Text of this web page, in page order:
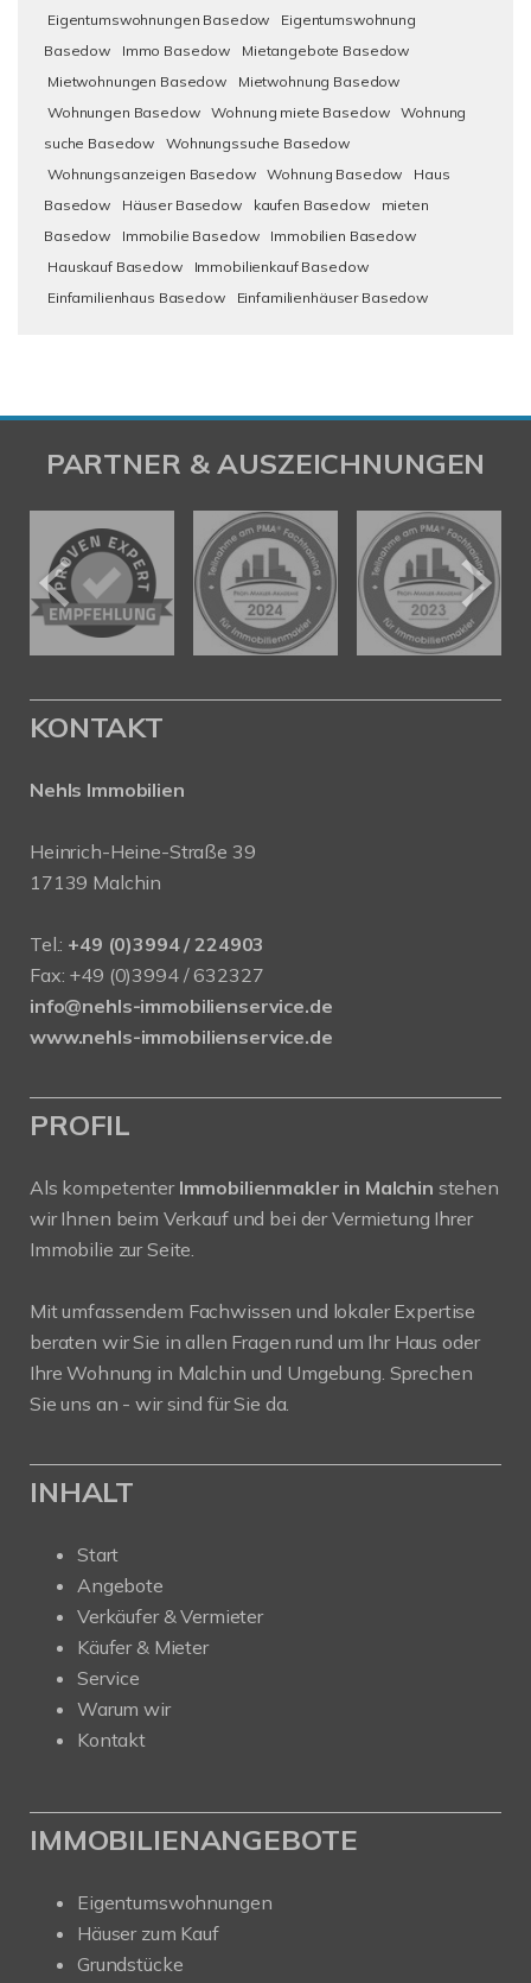
Eigentumswohnungen Basedow
Eigentumswohnung
Basedow
Immo Basedow
Mietangebote Basedow
Mietwohnungen Basedow
Mietwohnung Basedow
Wohnungen Basedow
Wohnung miete Basedow
Wohnung
suche Basedow
Wohnungssuche Basedow
Wohnungsanzeigen Basedow
Wohnung Basedow
Haus
Basedow
Häuser Basedow kaufen Basedow
mieten
Basedow
Immobilie Basedow
Immobilien Basedow
Hauskauf Basedow
Immobilienkauf Basedow
Einfamilienhaus Basedow
Einfamilienhäuser Basedow
PARTNER & AUSZEICHNUNGEN
KONTAKT
Nehls Immobilien
Heinrich-Heine-Straße 39
17139 Malchin
Tel.: +49 (0)3994 / 224903
Fax: +49 (0)3994 / 632327
info@nehls-immobilienservice.de
www.nehls-immobilienservice.de
PROFIL
Als kompetenter Immobilienmakler in Malchin stehen
wir Ihnen beim Verkauf und bei der Vermietung Ihrer
Immobilie zur Seite.
Mit umfassendem Fachwissen und lokaler Expertise
beraten wir Sie in allen Fragen rund um Ihr Haus oder
Ihre Wohnung in Malchin und Umgebung. Sprechen
Sie uns an - wir sind für Sie da.
INHALT
Start
Angebote
Verkäufer & Vermieter
Käufer & Mieter
Service
Warum wir
Kontakt
IMMOBILIENANGEBOTE
Eigentumswohnungen
Häuser zum Kauf
Grundstücke